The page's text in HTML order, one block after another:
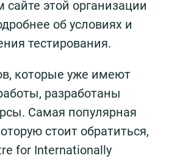
этой организации
об условиях и
тестирования.
которые уже имеют
разработаны
Самая популярная
стоит обратиться,
for Internationally